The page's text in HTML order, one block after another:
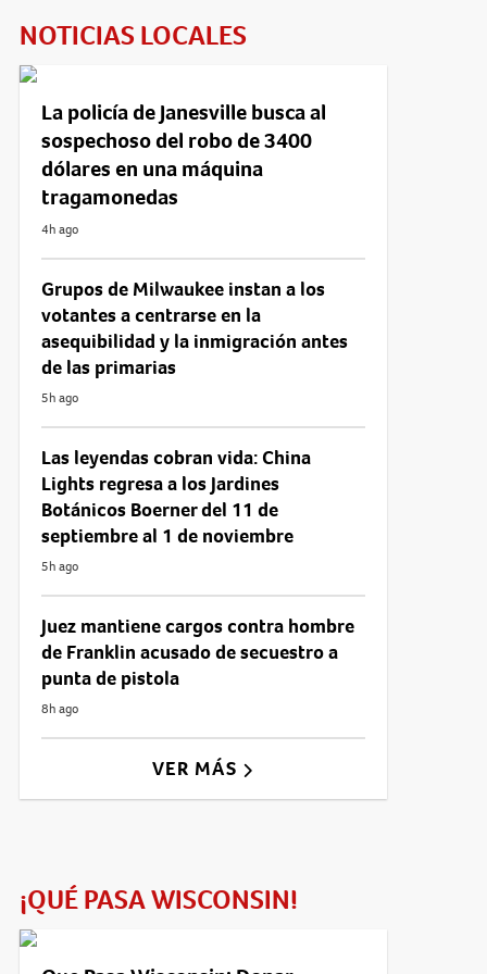
NOTICIAS LOCALES
La policía de Janesville busca al
sospechoso del robo de 3400
dólares en una máquina
tragamonedas
4h ago
Grupos de Milwaukee instan a los
votantes a centrarse en la
asequibilidad y la inmigración antes
de las primarias
5h ago
Las leyendas cobran vida: China
Lights regresa a los Jardines
Botánicos Boerner del 11 de
septiembre al 1 de noviembre
5h ago
Juez mantiene cargos contra hombre
de Franklin acusado de secuestro a
punta de pistola
8h ago
VER MÁS
¡QUÉ PASA WISCONSIN!